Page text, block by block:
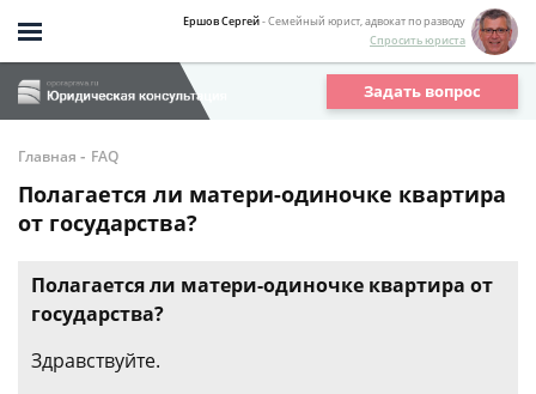
Ершов Сергей- Семейный юрист, адвокат по разводу
Спросить юриста
Задать вопрос
Главная - FAQ
Полагается ли матери-одиночке квартира
от государства?
Полагается ли матери-одиночке квартира от
государства?
Здравствуйте.